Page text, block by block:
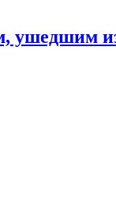
ушедшим